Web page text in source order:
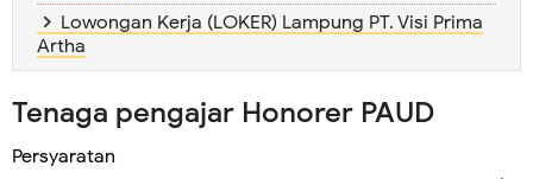
Lowongan Kerja (LOKER) Lampung PT. Visi Prima
Artha
Tenaga pengajar Honorer PAUD
Persyaratan